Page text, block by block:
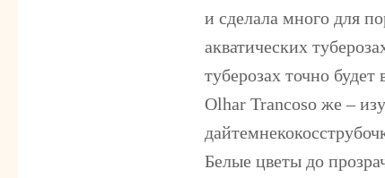
и сделала много для
акватических
туберозах точно будет
Olhar Trancoso же –
Белые цветы до